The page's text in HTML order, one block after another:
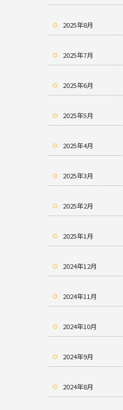
2025年8月
2025年7月
2025年6月
2025年5月
2025年4月
2025年3月
2025年2月
2025年1月
2024年12月
2024年11月
2024年10月
2024年9月
2024年8月